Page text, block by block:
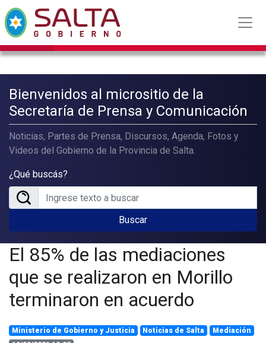
Bienvenidos al micrositio de la
Secretaría de Prensa y Comunicación
Noticias, Partes de Prensa, Discursos, Agenda, Fotos y
Videos del Gobierno de la Provincia de Salta.
¿Qué buscás?
Buscar
El 85% de las mediaciones
que se realizaron en Morillo
terminaron en acuerdo
Ministerio de Gobierno y Justicia Noticias de Salta
Mediación